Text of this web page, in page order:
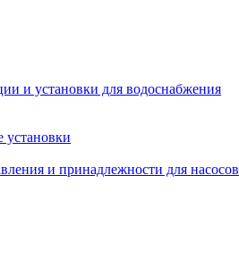
и установки для водоснабжения
установки
и принадлежности для насосов